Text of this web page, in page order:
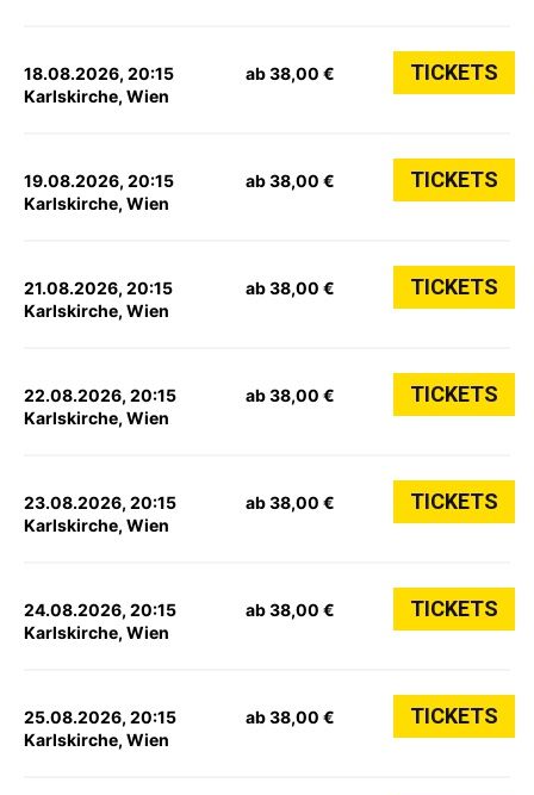
18.08.2026, 20:15
Karlskirche, Wien
ab 38,00 € TICKETS
19.08.2026, 20:15
Karlskirche, Wien
ab 38,00 € TICKETS
21.08.2026, 20:15
Karlskirche, Wien
ab 38,00 € TICKETS
22.08.2026, 20:15
Karlskirche, Wien
ab 38,00 € TICKETS
23.08.2026, 20:15
Karlskirche, Wien
ab 38,00 € TICKETS
24.08.2026, 20:15
Karlskirche, Wien
ab 38,00 € TICKETS
25.08.2026, 20:15
Karlskirche, Wien
ab 38,00 € TICKETS